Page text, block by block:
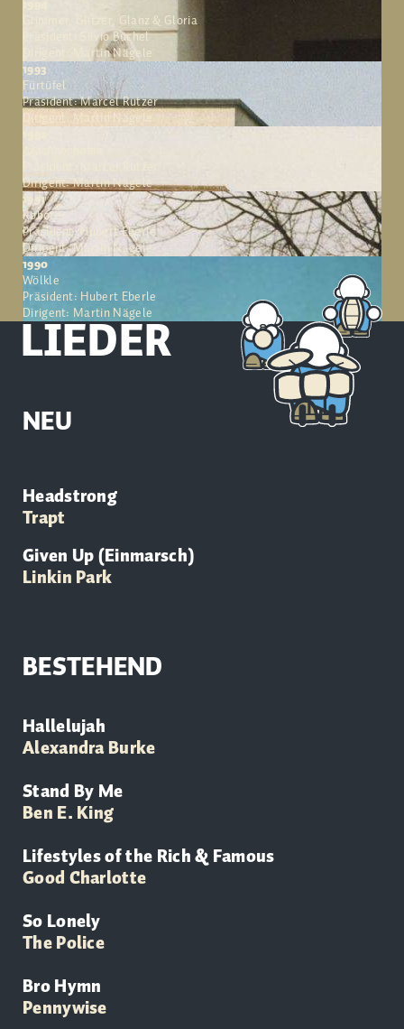
Glimmer, Glitzer, Glanz & Gloria
Präsident: Silvio Büchel
Dirigent: Martin Nägele
1993
Fürtüfel
Präsident: Marcel Rutzer
Dirigent: Martin Nägele
Dirigent: Martin Nägele
1991
Roboter
Präsident: Hubert Eberle
Dirigent: Martin Nägele
1990
Wölkle
Präsident: Hubert Eberle
Dirigent: Martin Nägele
LIEDER
NEU
Headstrong
Trapt
Given Up (Einmarsch)
Linkin Park
BESTEHEND
Hallelujah
Alexandra Burke
Stand By Me
Ben E. King
Lifestyles of the Rich & Famous
Good Charlotte
So Lonely
The Police
Bro Hymn
Pennywise